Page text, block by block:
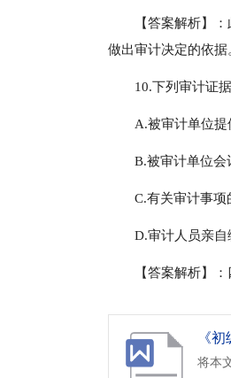
【答案解析】
做出审计决定的依据
10.下列审计证
A.被审计单位
B.被审计单位会
C.有关审计事项
D.审计人员亲
【答案解析】
《
将本